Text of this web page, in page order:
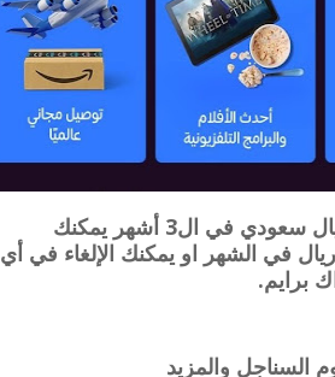
✅ احصل على اشتراك برايم بسعر ‏8 ريال سعودي في ال3 أشهر يمكنك
الاستمرار بعد انتهاء 3 أشهر، بتكلفة ‏16 ريال في الشهر او يمكنك الإلغاء في أي
برايم.
السناجل والمزيد